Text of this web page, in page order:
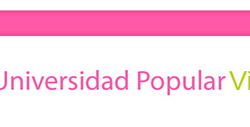
Popular
Cursos de formación para